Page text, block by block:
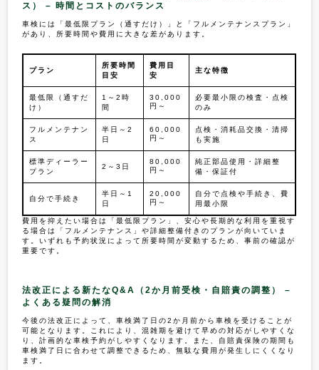
ス） – 時間とコストのバランス
車検には「最低限プラン（通すだけ）」と「フルメンテナンスプラン」
があり、所要時間や費用に大きな差があります。
プラン
所要時間
目安
費用目
安
主な特徴
最低限（通すだ
け）
1～2時
間
30,000
円～
必要最小限の検査・点検
のみ
フルメンテナン
ス
半日～2
日
60,000
円～
点検・消耗品交換・清掃
も実施
標準ディーラー
プラン
2～3日
80,000
円～
純正部品使用・詳細整
備・保証付
自分で手続き
半日～1
日
20,000
円～
自分で点検や手続き、費
用最小限
費用を抑えたい場合は「最低限プラン」、安心や長期的な利用を重視す
る場合は「フルメンテナンス」や詳細整備付きのプランが向いていま
す。いずれも予約状況によって所要時間が変動するため、事前の確認が
重要です。
法改正による新たなQ&A（2か月前受検・自賠責の調整） –
よくある疑問の解消
今後の法改正によって、車検満了日の2か月前から車検を受けることが
可能となります。これにより、混雑期を避けて早めの対応がしやすくな
り、計画的な車検予約がしやすくなります。また、自賠責保険の期間も
車検満了日に合わせて調整できるため、無駄な費用が発生しにくくなり
ます。